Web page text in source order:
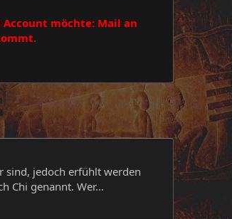
möchte: Mail an
sind, jedoch erfühlt werden
Chi genannt. Wer...